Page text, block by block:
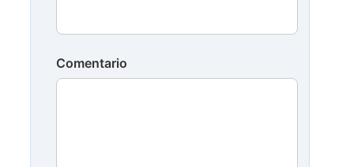
Comentario